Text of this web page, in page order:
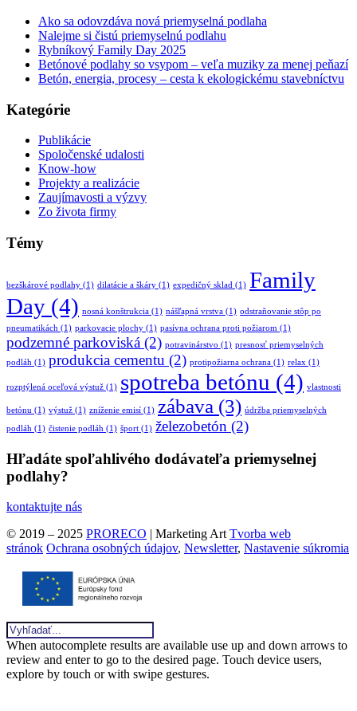
Ako sa odovzdáva nová priemyselná podlaha
Nalejme si čistú priemyselnú podlahu
Rybníkový Family Day 2025
Betónové podlahy so vsypom – veľa muziky za menej peňazí
Betón, energia, procesy – cesta k ekologickému stavebníctvu
Kategórie
Publikácie
Spoločenské udalosti
Know-how
Projekty a realizácie
Zaujímavosti a výzvy
Zo života firmy
Témy
bezškárové podlahy (1) dilatácie a škáry (1) expedičný sklad (1) Family
Day (4) nosná konštrukcia (1) nášľapná vrstva (1) odstraňovanie stôp po
pneumatikách (1) parkovacie plochy (1) pasívna ochrana proti požiarom (1)
podzemné parkoviská (2) potravinárstvo (1) presnosť priemyselných
podláh (1) produkcia cementu (2) protipožiarna ochrana (1) relax (1)
rozptýlená oceľová výstuž (1) spotreba betónu (4) vlastnosti
betónu (1) výstuž (1) zníženie emisí (1) zábava (3) údržba priemyselných
podláh (1) čistenie podláh (1) šport (1) železobetón (2)
Hľadáte spoľahlivého dodávateľa priemyselnej
podlahy?
kontaktujte nás
© 2019 – 2025 PRORECO | Marketing Art Tvorba web
stránok Ochrana osobných údajov, Newsletter, Nastavenie súkromia
When autocomplete results are available use up and down arrows to
review and enter to go to the desired page. Touch device users,
explore by touch or with swipe gestures.